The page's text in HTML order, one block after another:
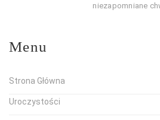
niezapomniane
Menu
Strona Główna
Uroczystości